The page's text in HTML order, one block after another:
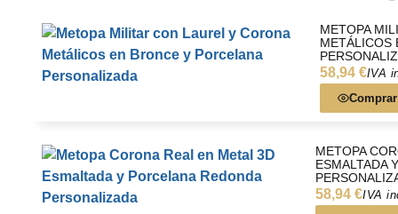
Recomendación del fabricante:
Para que la madera conserve su calidad y brillo original
recomendamos que evites exponer la metopa a la humedad
No dejes pasar la oportunidad de sorprender a esa
METOPA
METÁLICOS
58,94 €IVA
Comprar
METOPA
ESMALTADA
58,94 €IVA